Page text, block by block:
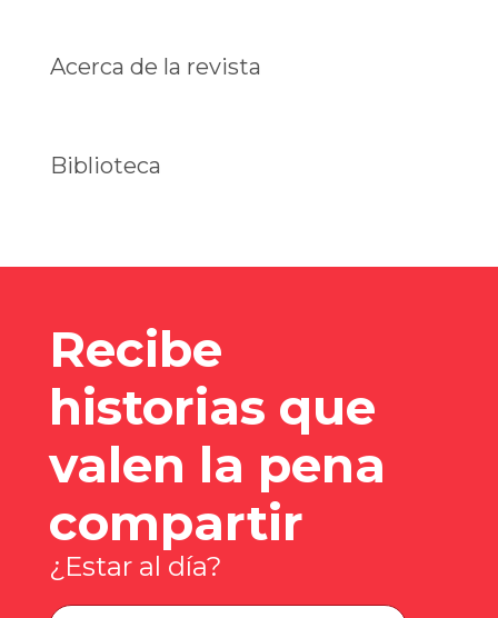
Acerca de la revista
Biblioteca
Recibe
historias que
valen la pena
compartir
¿Estar al día?